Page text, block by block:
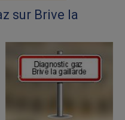
sur Brive la